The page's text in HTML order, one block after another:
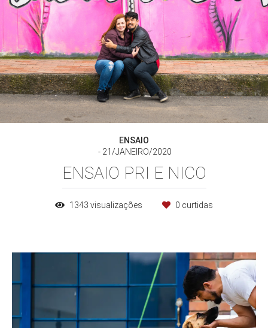
ENSAIO
21/JANEIRO/2020
ENSAIO PRI E NICO
1343 visualizações 0 curtidas